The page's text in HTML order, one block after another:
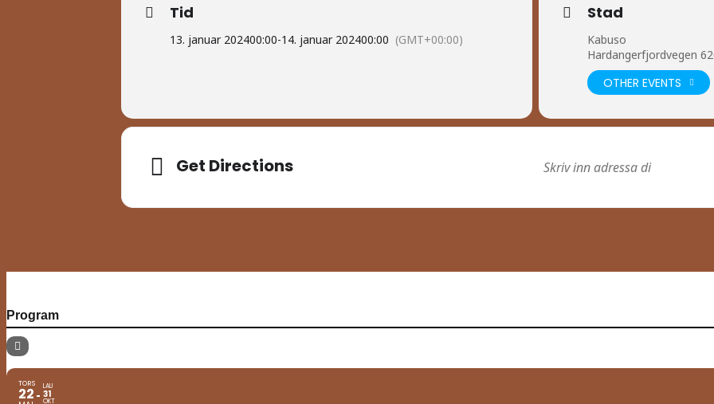
Tid
13. januar 202400:00-14. januar 202400:00 (GMT+00:00)
Stad
Kabuso
Hardangerfjordvegen
OTHER EVENTS
Get Directions
Program
TORS
22 LAU
31
OKT